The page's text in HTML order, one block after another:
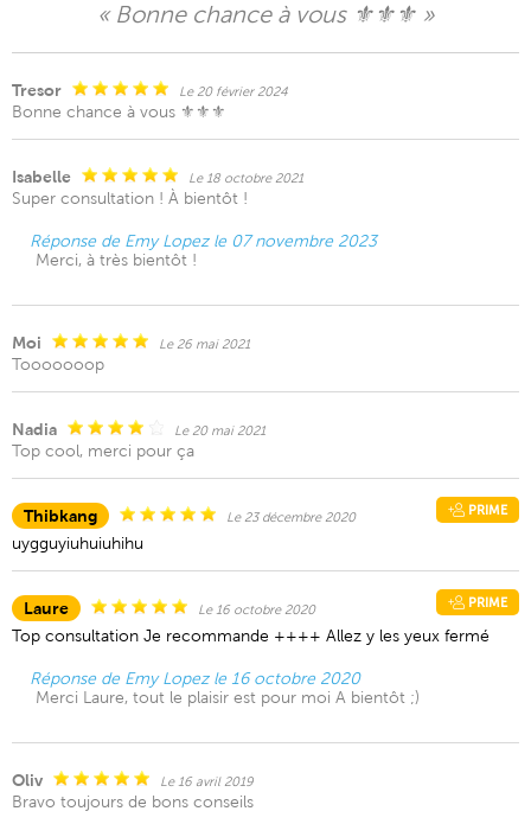
« Bonne chance à vous ⚜️⚜️⚜️ »
Tresor Le 20 février 2024
Bonne chance à vous ⚜️⚜️⚜️
Isabelle Le 18 octobre 2021
Super consultation ! À bientôt !
Réponse de Emy Lopez le 07 novembre 2023
Merci, à très bientôt !
Moi Le 26 mai 2021
Tooooooop
Nadia Le 20 mai 2021
Top cool, merci pour ça
Thibkang Le 23 décembre 2020 PRIME
uygguyiuhuiuhihu
Laure Le 16 octobre 2020 PRIME
Top consultation Je recommande ++++ Allez y les yeux fermé
Réponse de Emy Lopez le 16 octobre 2020
Merci Laure, tout le plaisir est pour moi A bientôt ;)
Oliv Le 16 avril 2019
Bravo toujours de bons conseils